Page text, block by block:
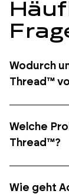
Wodurch
Thread™
Welche
Thread™?
Wie geht